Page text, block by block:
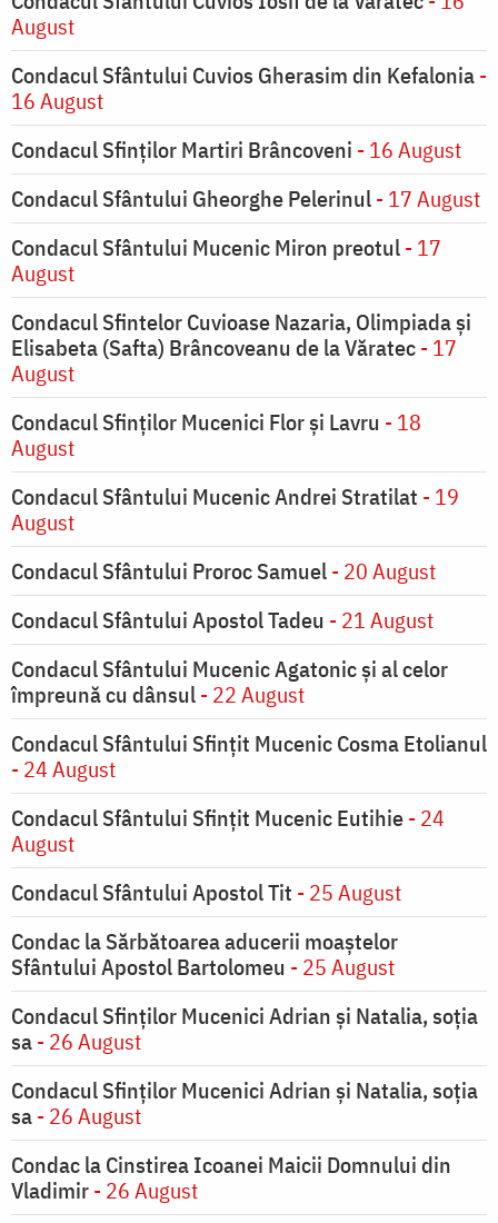
August
Condacul Sfântului Cuvios Gherasim din Kefalonia-
16 August
Condacul Sfinților Martiri Brâncoveni - 16 August
Condacul Sfântului Gheorghe Pelerinul- 17 August
Condacul Sfântului Mucenic Miron preotul- 17
August
Condacul Sfintelor Cuvioase Nazaria, Olimpiada și
Elisabeta (Safta) Brâncoveanu de la Văratec- 17
August
Condacul Sfinţilor Mucenici Flor şi Lavru - 18
August
Condacul Sfântului Mucenic Andrei Stratilat - 19
August
Condacul Sfântului Proroc Samuel- 20 August
Condacul Sfântului Apostol Tadeu - 21 August
Condacul Sfântului Mucenic Agatonic şi al celor
împreună cu dânsul- 22 August
Condacul Sfântului Sfinţit Mucenic Cosma Etolianul
- 24 August
Condacul Sfântului Sfinţit Mucenic Eutihie- 24
August
Condacul Sfântului Apostol Tit - 25 August
Condac la Sărbătoarea aducerii moaştelor
Sfântului Apostol Bartolomeu - 25 August
Condacul Sfinţilor Mucenici Adrian şi Natalia, soţia
sa- 26 August
Condacul Sfinţilor Mucenici Adrian şi Natalia, soţia
sa- 26 August
Condac la Cinstirea Icoanei Maicii Domnului din
Vladimir- 26 August